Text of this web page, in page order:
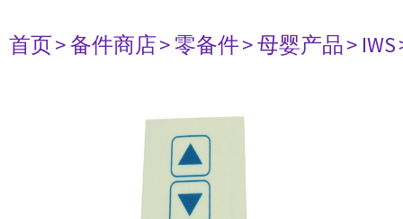
首页> 备件商店> 零备件> 母婴产品> IWS